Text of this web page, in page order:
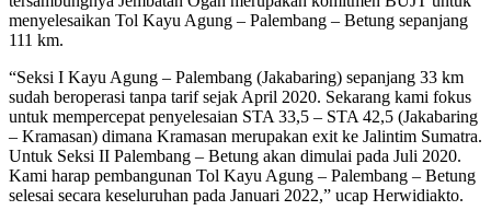
menyelesaikan Tol Kayu Agung – Palembang – Betung sepanjang
111 km.
“Seksi I Kayu Agung – Palembang (Jakabaring) sepanjang 33 km
sudah beroperasi tanpa tarif sejak April 2020. Sekarang kami fokus
untuk mempercepat penyelesaian STA 33,5 – STA 42,5 (Jakabaring
– Kramasan) dimana Kramasan merupakan exit ke Jalintim Sumatra.
Untuk Seksi II Palembang – Betung akan dimulai pada Juli 2020.
Kami harap pembangunan Tol Kayu Agung – Palembang – Betung
selesai secara keseluruhan pada Januari 2022,” ucap Herwidiakto.